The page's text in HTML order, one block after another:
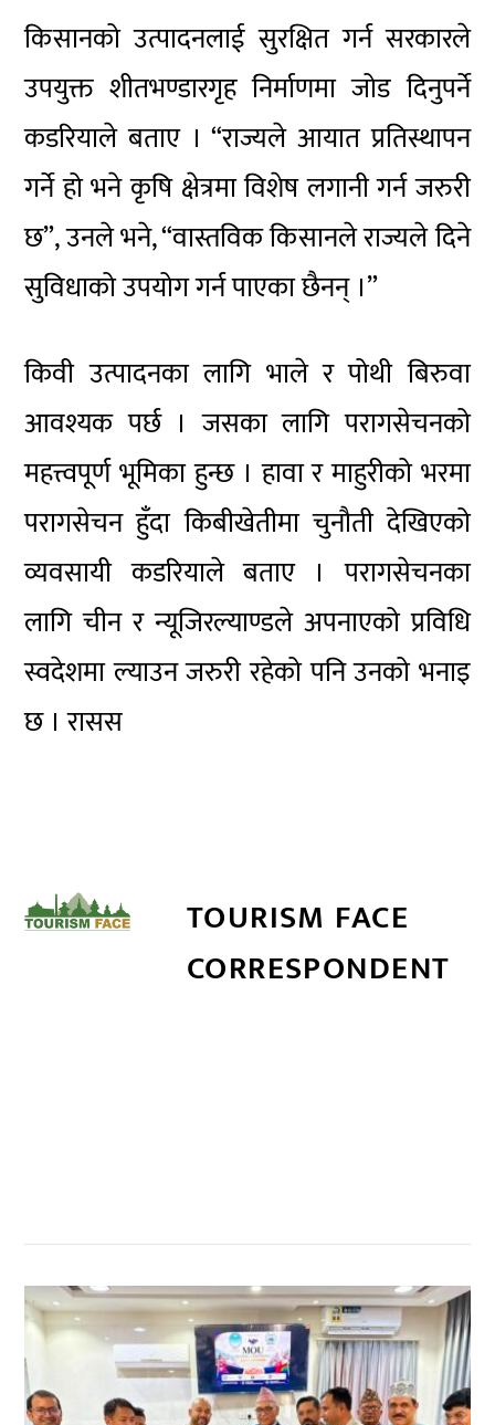
किसानको उत्पादनलाई सुरक्षित गर्न सरकारले
उपयुक्त शीतभण्डारगृह निर्माणमा जोड दिनुपर्ने
कडरियाले बताए । “राज्यले आयात प्रतिस्थापन
गर्ने हो भने कृषि क्षेत्रमा विशेष लगानी गर्न जरुरी
छ”, उनले भने, “वास्तविक किसानले राज्यले दिने
सुविधाको उपयोग गर्न पाएका छैनन् ।”
किवी उत्पादनका लागि भाले र पोथी बिरुवा
आवश्यक पर्छ । जसका लागि परागसेचनको
महत्त्वपूर्ण भूमिका हुन्छ । हावा र माहुरीको भरमा
परागसेचन हुँदा किबीखेतीमा चुनौती देखिएको
व्यवसायी कडरियाले बताए । परागसेचनका
लागि चीन र न्यूजिरल्याण्डले अपनाएको प्रविधि
स्वदेशमा ल्याउन जरुरी रहेको पनि उनको भनाइ
छ । रासस
TOURISM FACE
CORRESPONDENT
,,